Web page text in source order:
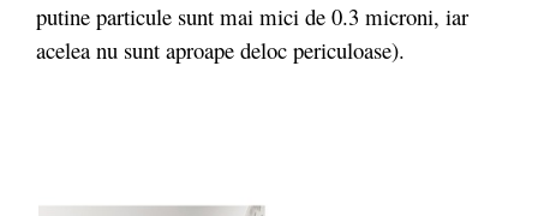
putine particule sunt mai mici de 0.3 microni, iar
acelea nu sunt aproape deloc periculoase).